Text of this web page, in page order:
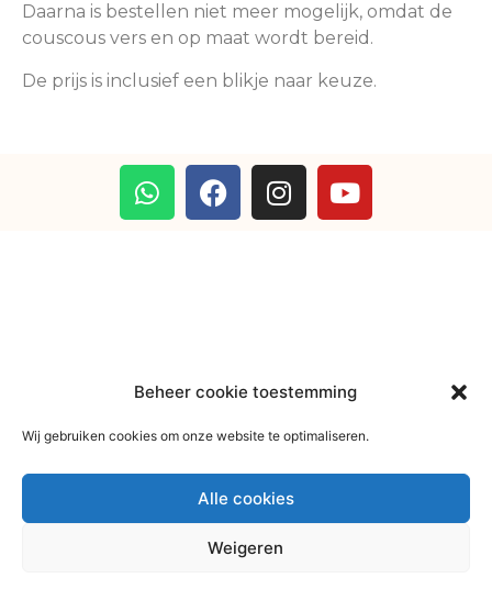
Beheer cookie toestemming
Wij gebruiken cookies om onze website te optimaliseren.
Alle cookies
Weigeren
Daarna is bestellen niet meer mogelijk, omdat de
couscous vers en op maat wordt bereid.
De prijs is inclusief een blikje naar keuze.